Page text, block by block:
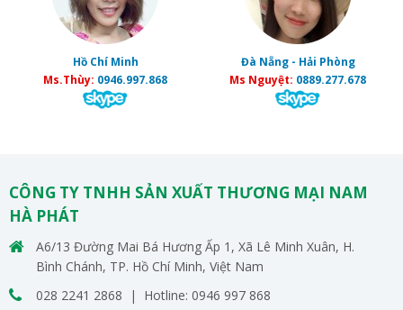
Hồ Chí Minh
Ms.Thùy: 0946.997.868
Đà Nẵng - Hải Phòng
Ms Nguyệt: 0889.277.678
CÔNG TY TNHH SẢN XUẤT THƯƠNG MẠI NAM
HÀ PHÁT
A6/13 Đường Mai Bá Hương Ấp 1, Xã Lê Minh Xuân, H.
Bình Chánh, TP. Hồ Chí Minh, Việt Nam
028 2241 2868 | Hotline: 0946 997 868